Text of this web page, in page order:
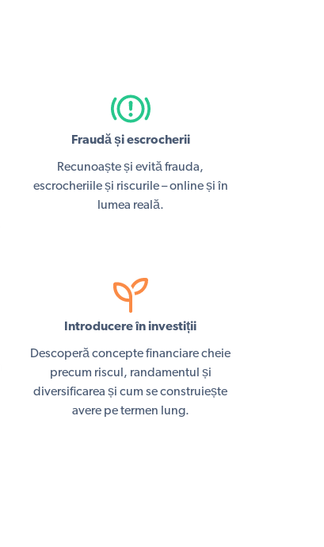
Fraudă și escrocherii
Recunoaște și evită frauda,
escrocheriile și riscurile – online și în
lumea reală.
Introducere în investiții
Descoperă concepte financiare cheie
precum riscul, randamentul și
diversificarea și cum se construiește
avere pe termen lung.